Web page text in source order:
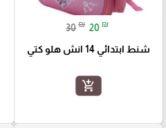
30 ₪ 20 ₪
شنط ابتدائي 14 انش هلو كتي
add_shopping_cart